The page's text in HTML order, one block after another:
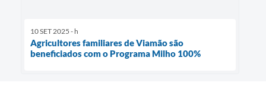
10 SET 2025 - h
Agricultores familiares de Viamão são
beneficiados com o Programa Milho 100%